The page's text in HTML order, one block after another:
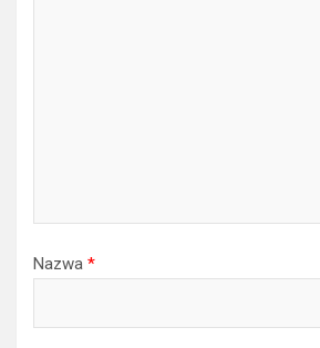
Nazwa *